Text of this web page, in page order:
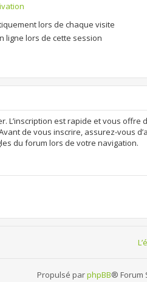
lors de chaque visite
ligne lors de cette session
L’inscription est rapide et vous
de vous inscrire, assurez-vous
du forum lors de votre navigation.
Propulsé parphpBB® Forum